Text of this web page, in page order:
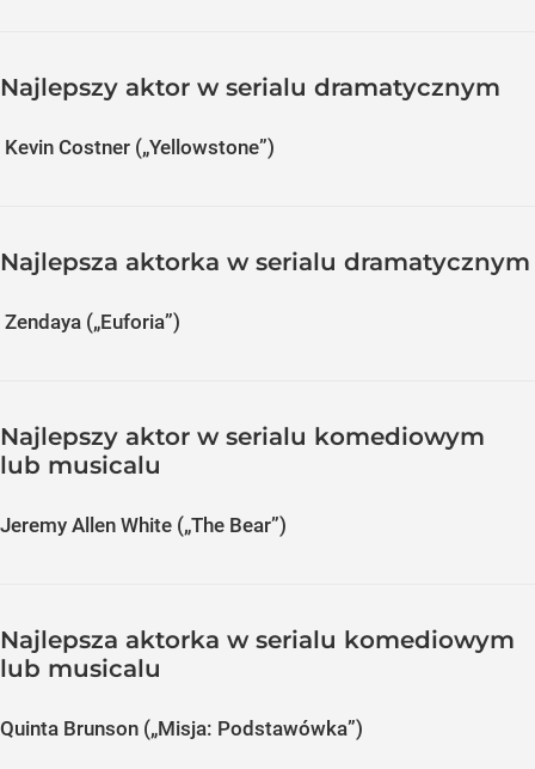
Najlepszy aktor w serialu dramatycznym
Kevin Costner („Yellowstone”)
Najlepsza aktorka w serialu dramatycznym
Zendaya („Euforia”)
Najlepszy aktor w serialu komediowym
lub musicalu
Jeremy Allen White („The Bear”)
Najlepsza aktorka w serialu komediowym
lub musicalu
Quinta Brunson („Misja: Podstawówka”)